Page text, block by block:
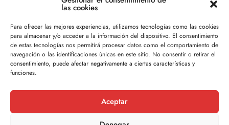
las cookies
Para ofrecer las mejores experiencias, utilizamos tecnologías como las cookies
para almacenar y/o acceder a la información del dispositivo. El consentimiento
de estas tecnologías nos permitirá procesar datos como el comportamiento de
navegación o las identificaciones únicas en este sitio. No consentir o retirar el
consentimiento, puede afectar negativamente a ciertas características y
funciones.
Aceptar
Legal
Política de privacidad